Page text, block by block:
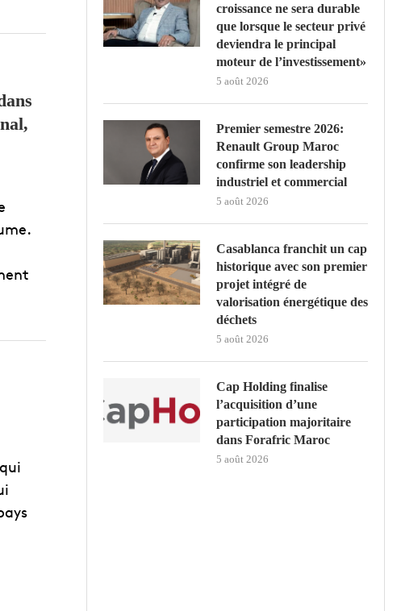
croissance ne sera durable
que lorsque le secteur privé
deviendra le principal
moteur de l’investissement»
5 août 2026
Premier semestre 2026:
Renault Group Maroc
confirme son leadership
industriel et commercial
5 août 2026
Casablanca franchit un cap
historique avec son premier
projet intégré de
valorisation énergétique des
déchets
5 août 2026
Cap Holding finalise
l’acquisition d’une
participation majoritaire
dans Forafric Maroc
5 août 2026